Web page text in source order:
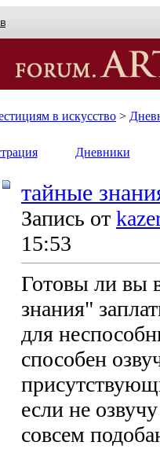
в искусство >
Дневники
тайные
Запись от
15:53
Готовы ли вы
знания"
для
способен
если не
совсем